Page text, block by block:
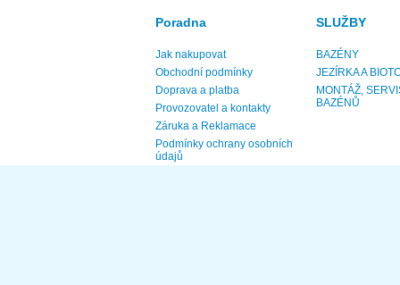
Poradna
Jak nakupovat
Obchodní podmínky
Doprava a platba
Provozovatel a kontakty
Záruka a Reklamace
Podmínky ochrany osobních
údajů
SLUŽBY
BAZÉNY
JEZÍRKA A
MONTÁŽ,
BAZÉNŮ